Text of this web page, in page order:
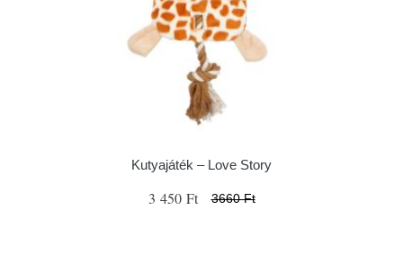
Kutyajáték – Love Story
3 450 Ft 3660 Ft